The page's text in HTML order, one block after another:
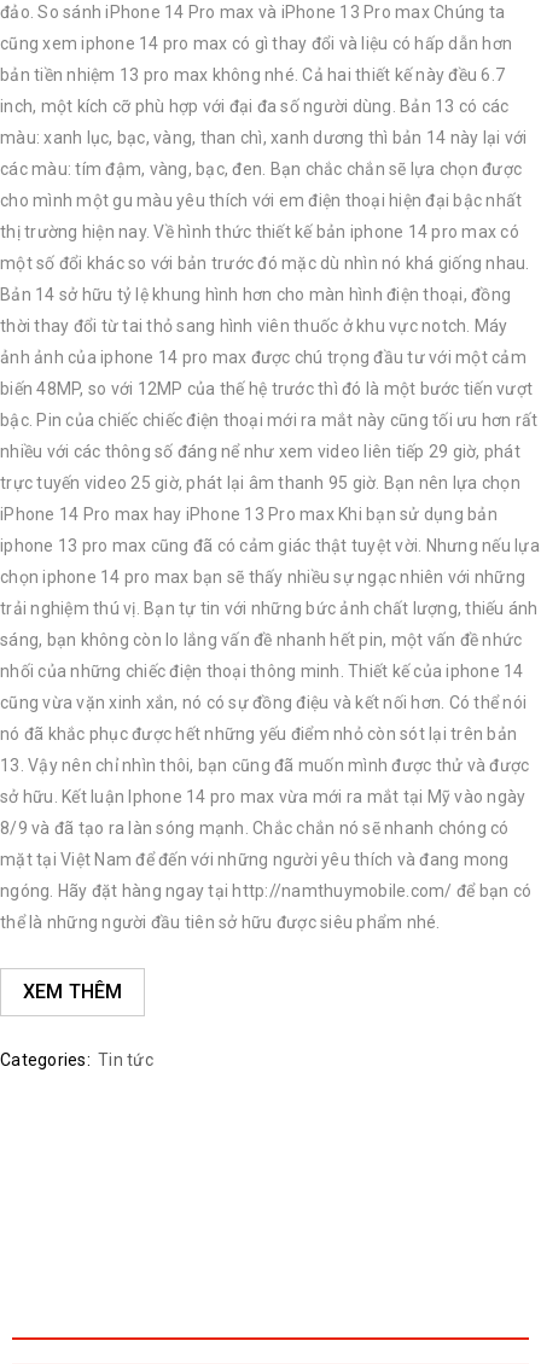
đảo. So sánh iPhone 14 Pro max và iPhone 13 Pro max Chúng ta
cũng xem iphone 14 pro max có gì thay đổi và liệu có hấp dẫn hơn
bản tiền nhiệm 13 pro max không nhé. Cả hai thiết kế này đều 6.7
inch, một kích cỡ phù hợp với đại đa số người dùng. Bản 13 có các
màu: xanh lục, bạc, vàng, than chì, xanh dương thì bản 14 này lại với
các màu: tím đậm, vàng, bạc, đen. Bạn chắc chắn sẽ lựa chọn được
cho mình một gu màu yêu thích với em điện thoại hiện đại bậc nhất
thị trường hiện nay. Về hình thức thiết kế bản iphone 14 pro max có
một số đổi khác so với bản trước đó mặc dù nhìn nó khá giống nhau.
Bản 14 sở hữu tỷ lệ khung hình hơn cho màn hình điện thoại, đồng
thời thay đổi từ tai thỏ sang hình viên thuốc ở khu vực notch. Máy
ảnh ảnh của iphone 14 pro max được chú trọng đầu tư với một cảm
biến 48MP, so với 12MP của thế hệ trước thì đó là một bước tiến vượt
bậc. Pin của chiếc chiếc điện thoại mới ra mắt này cũng tối ưu hơn rất
nhiều với các thông số đáng nể như xem video liên tiếp 29 giờ, phát
trực tuyến video 25 giờ, phát lại âm thanh 95 giờ. Bạn nên lựa chọn
iPhone 14 Pro max hay iPhone 13 Pro max Khi bạn sử dụng bản
iphone 13 pro max cũng đã có cảm giác thật tuyệt vời. Nhưng nếu lựa
chọn iphone 14 pro max bạn sẽ thấy nhiều sự ngạc nhiên với những
trải nghiệm thú vị. Bạn tự tin với những bức ảnh chất lượng, thiếu ánh
sáng, bạn không còn lo lắng vấn đề nhanh hết pin, một vấn đề nhức
nhối của những chiếc điện thoại thông minh. Thiết kế của iphone 14
cũng vừa vặn xinh xắn, nó có sự đồng điệu và kết nối hơn. Có thể nói
nó đã khắc phục được hết những yếu điểm nhỏ còn sót lại trên bản
13. Vậy nên chỉ nhìn thôi, bạn cũng đã muốn mình được thử và được
sở hữu. Kết luận Iphone 14 pro max vừa mới ra mắt tại Mỹ vào ngày
8/9 và đã tạo ra làn sóng mạnh. Chắc chắn nó sẽ nhanh chóng có
mặt tại Việt Nam để đến với những người yêu thích và đang mong
ngóng. Hãy đặt hàng ngay tại http://namthuymobile.com/ để bạn có
thể là những người đầu tiên sở hữu được siêu phẩm nhé.
XEM THÊM
Categories: Tin tức